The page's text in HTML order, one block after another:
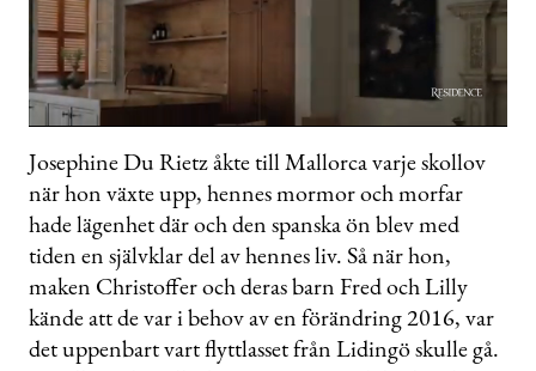
0
seconds
of
32
Josephine Du Rietz åkte till Mallorca varje skollov
när hon växte upp, hennes mormor och morfar
hade lägenhet där och den spanska ön blev med
tiden en självklar del av hennes liv. Så när hon,
maken Christoffer och deras barn Fred och Lilly
kände att de var i behov av en förändring 2016, var
det uppenbart vart flyttlasset från Lidingö skulle gå.